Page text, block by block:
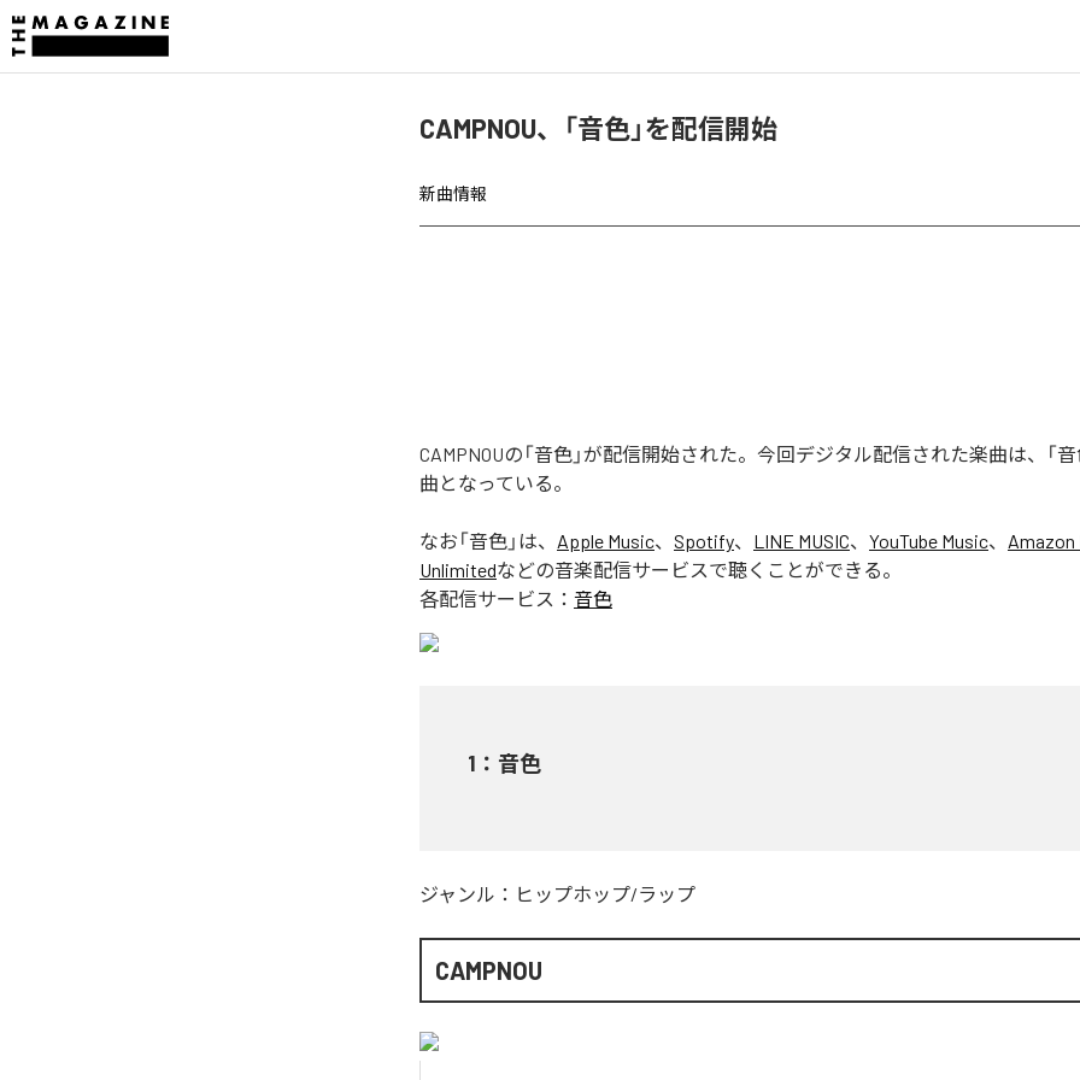
CAMPNOU、「音色」を配信開始
新曲情報
CAMPNOUの「音色」が配信開始された。今回デジタル配信された楽曲は、「音
曲となっている。
なお「音色 」は、 Apple Music、 Spotify、 LINE MUSIC、 YouTube Music、 Amazon
Unlimitedなどの音楽配信サービスで聴くことができる。
各配信サービス： 音色
1 ： 音色
ジャンル： ヒップホップ/ラップ
CAMPNOU